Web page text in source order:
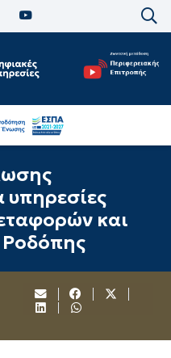
υπηρεσίες
και
Ροδόπης